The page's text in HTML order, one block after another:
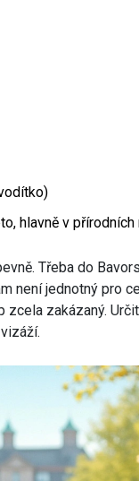
hlavně v
Třeba do
není jednotný pro
zakázaný.